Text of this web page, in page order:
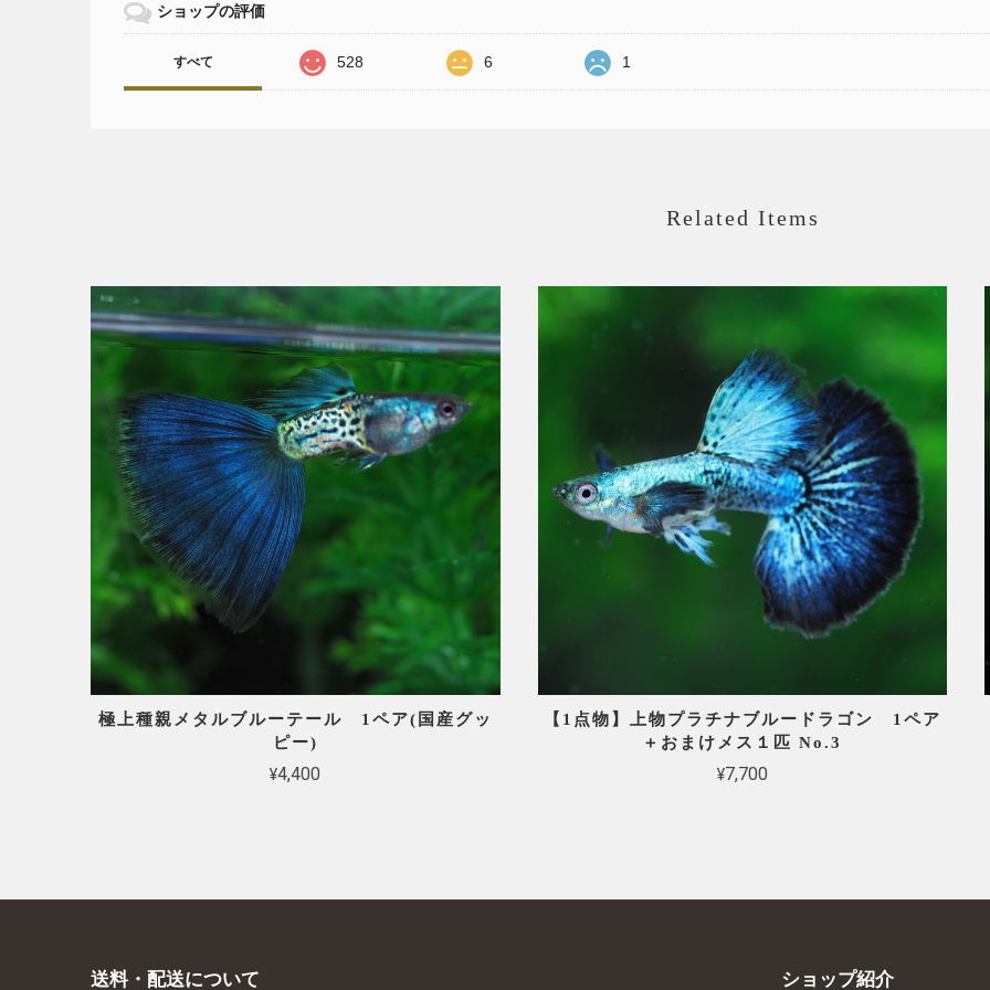
ショップの評価
すべて 528 6 1
Related Items
極上種親メタルブルーテール 1ペア(国産グッ
ピー)
¥4,400
【1点物】上物プラチナブルードラゴン 1ペア
＋おまけメス１匹 No.3
¥7,700
送料・配送について ショップ紹介